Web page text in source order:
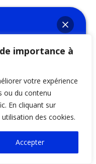
importance à
votre expérience
ou du contenu
En cliquant sur
des cookies.
Accepter
avec le
Rituel de
Marabout Taslimy
attirer l'amour
à Bellemène,
avec Taslimy à
avec le
Guérison des
Voyance à
amoureuse
vous ?
sur WhatsApp
immédiate !